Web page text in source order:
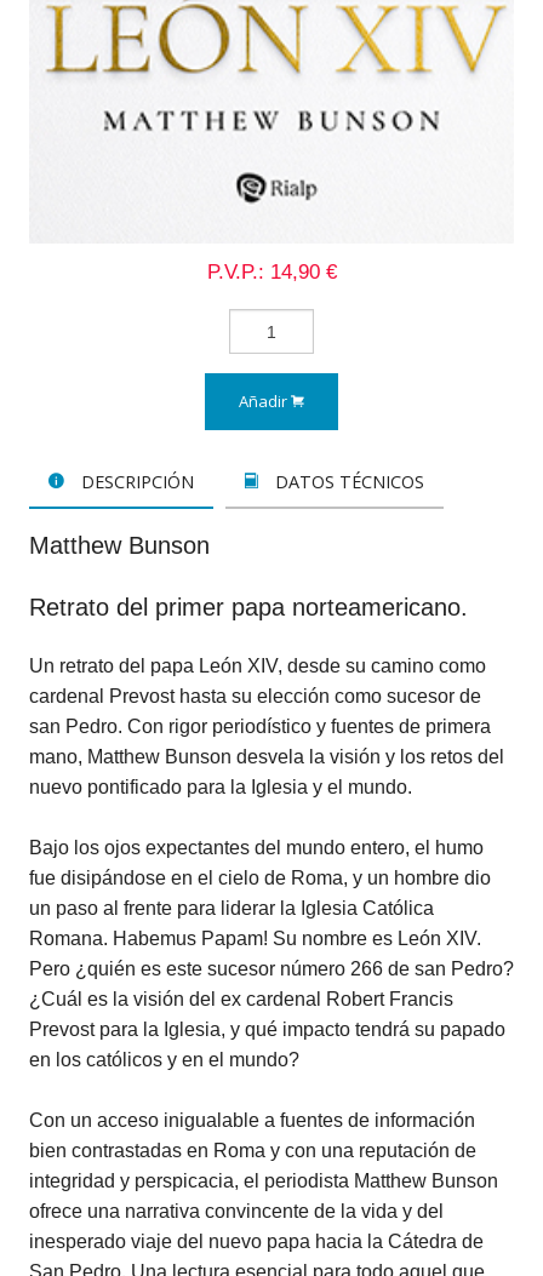
P.V.P.: 14,90 €
Añadir
DESCRIPCIÓN DATOS TÉCNICOS
Matthew Bunson
Retrato del primer papa norteamericano.
Un retrato del papa León XIV, desde su camino como
cardenal Prevost hasta su elección como sucesor de
san Pedro. Con rigor periodístico y fuentes de primera
mano, Matthew Bunson desvela la visión y los retos del
nuevo pontificado para la Iglesia y el mundo.
Bajo los ojos expectantes del mundo entero, el humo
fue disipándose en el cielo de Roma, y un hombre dio
un paso al frente para liderar la Iglesia Católica
Romana. Habemus Papam! Su nombre es León XIV.
Pero ¿quién es este sucesor número 266 de san Pedro?
¿Cuál es la visión del ex cardenal Robert Francis
Prevost para la Iglesia, y qué impacto tendrá su papado
en los católicos y en el mundo?
Con un acceso inigualable a fuentes de información
bien contrastadas en Roma y con una reputación de
integridad y perspicacia, el periodista Matthew Bunson
ofrece una narrativa convincente de la vida y del
inesperado viaje del nuevo papa hacia la Cátedra de
San Pedro. Una lectura esencial para todo aquel que